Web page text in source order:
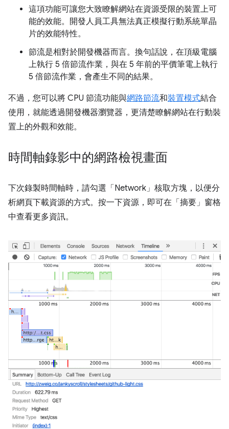
這項功能可讓您大致瞭解網站在資源受限的裝置上可
能的效能。開發人員工具無法真正模擬行動系統單晶
片的效能特性。
節流是相對於開發機器而言。換句話說，在頂級電腦
上執行 5 倍節流作業，與在 5 年前的平價筆電上執行
5 倍節流作業，會產生不同的結果。
不過，您可以將 CPU 節流功能與網路節流和裝置模式結合
使用，就能透過開發機器瀏覽器，更清楚瞭解網站在行動裝
置上的外觀和效能。
時間軸錄影中的網路檢視畫面
下次錄製時間軸時，請勾選「Network」 核取方塊，以便分
析網頁下載資源的方式。按一下資源，即可在「摘要」窗格
中查看更多資訊。